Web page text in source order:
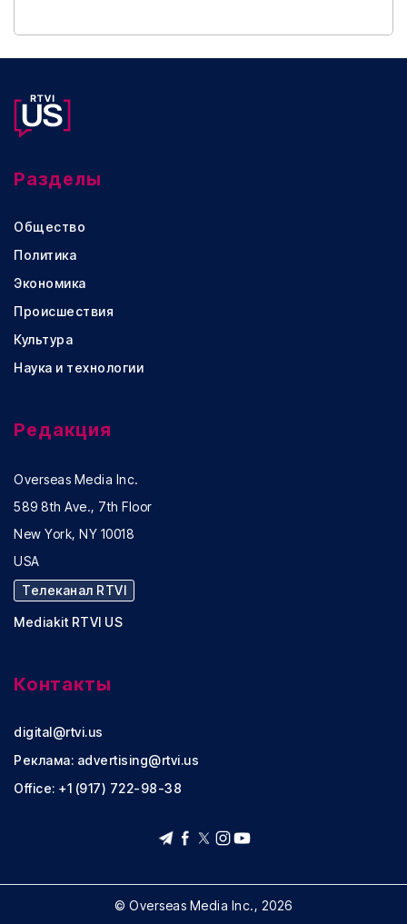
Разделы
Общество
Политика
Экономика
Происшествия
Культура
Наука и технологии
Редакция
Overseas Media Inc.
589 8th Ave., 7th Floor
New York, NY 10018
USA
Телеканал RTVI
Mediakit RTVI US
Контакты
digital@rtvi.us
Реклама: advertising@rtvi.us
Office: +1 (917) 722-98-38
© Overseas Media Inc., 2026